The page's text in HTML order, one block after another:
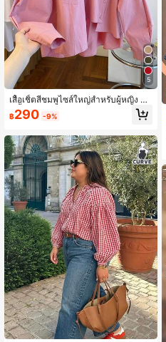
5
เสื้อเชิ้ตสีชมพูไซส์ใหญ่สำหรับผู้หญิง ชา
ยเสื้อไม่สมมาตร แขนยาวไหล่ตก มีกระ
ดุมและกระเป๋า เสื้อไซส์ใหญ่สำหรับฤดูร้
หรูหรา เรียบง่าย
฿290 -9%